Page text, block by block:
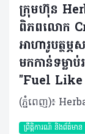
ក្រុមហ៊ុន
ពិភពលោក
អាហារូបត្ថម្ភ
មកកាន់ទម្លា
"Fuel Like
ព្រឹត្តិការណ៍ និងព័ត៌មាន